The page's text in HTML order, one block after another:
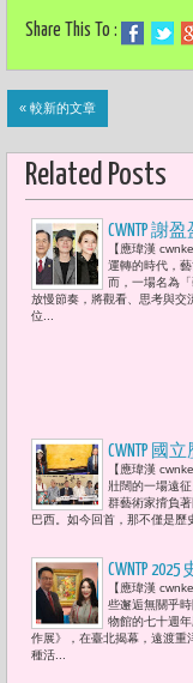
Share This To :
« 較新的文章
Related Posts
CWNTP 謝
（
代藝術真
寶莉、張
【應瑋漢
運轉的時代，
而，一場名為
放慢節奏，將觀看、思考與交
位...
CWNTP
騁」重燃
寶莉親眼
威馬術俱
【應瑋漢
壯闊的一場遠
群藝術家揹負
巴西。如今回首，那不僅是歷
CWNTP
納美景宮
莉 : 「真
放》被看
【應瑋漢
些邂逅無關乎
物館的七十週
作展》，在臺北揭幕，遠渡重
種活...